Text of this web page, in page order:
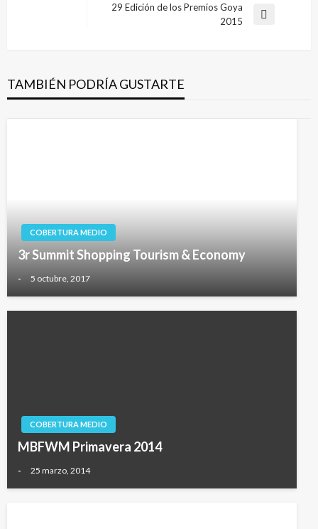
29 Edición de los Premios Goya
2015
TAMBIÉN PODRÍA GUSTARTE
COBERTURA MEDIO
3r Summit Shopping Tourism & Economy
- 5 octubre, 2017
COBERTURA MEDIO
MBFWM Primavera 2014
- 25 marzo, 2014